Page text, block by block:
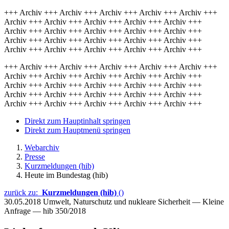
+++ Archiv +++ Archiv +++ Archiv +++ Archiv +++ Archiv +++
Archiv +++ Archiv +++ Archiv +++ Archiv +++ Archiv +++
Archiv +++ Archiv +++ Archiv +++ Archiv +++ Archiv +++
Archiv +++ Archiv +++ Archiv +++ Archiv +++ Archiv +++
Archiv +++ Archiv +++ Archiv +++ Archiv +++ Archiv +++
+++ Archiv +++ Archiv +++ Archiv +++ Archiv +++ Archiv +++
Archiv +++ Archiv +++ Archiv +++ Archiv +++ Archiv +++
Archiv +++ Archiv +++ Archiv +++ Archiv +++ Archiv +++
Archiv +++ Archiv +++ Archiv +++ Archiv +++ Archiv +++
Archiv +++ Archiv +++ Archiv +++ Archiv +++ Archiv +++
Direkt zum Hauptinhalt springen
Direkt zum Hauptmenü springen
Webarchiv
Presse
Kurzmeldungen (hib)
Heute im Bundestag (hib)
zurück zu: Kurzmeldungen (hib) ()
30.05.2018 Umwelt, Naturschutz und nukleare Sicherheit — Kleine
Anfrage — hib 350/2018